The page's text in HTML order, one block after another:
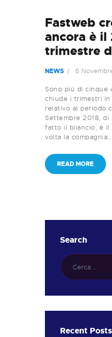
Fastweb
ancora è il
trimestre
NEWS 6
Sono più di cinque
chiude i trimestri in
relativo al periodo
Settembre 2018,
fatto il bilancio, è il
volta la compagnia…
READ MORE
Search
Ricerca
per:
Recent Posts